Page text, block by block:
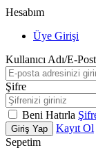
Hesabım
Üye Girişi
Kullanıcı Adı/E-
Şifre
Beni Hatırla
Giriş Yap
Kayıt Ol
Sepetim